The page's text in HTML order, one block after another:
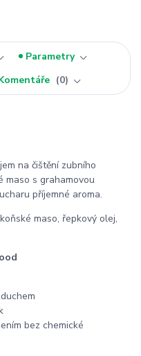
Parametry
0
na čištění zubního
maso s grahamovou
příjemné aroma.
maso, řepkový olej,
bez chemické